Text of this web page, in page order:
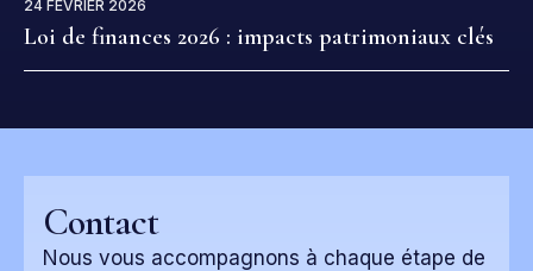
24 FÉVRIER 2026
Loi de finances 2026 : impacts patrimoniaux clés
Contact
Nous vous accompagnons à chaque étape de